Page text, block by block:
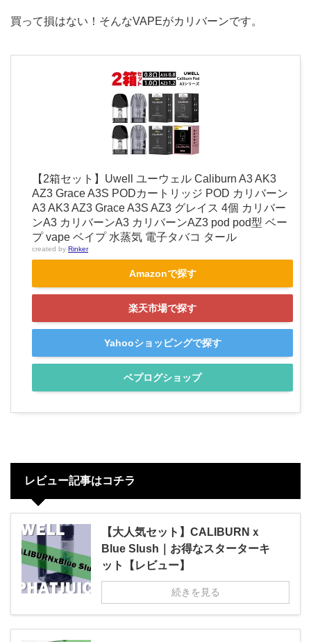
買って損はない！そんなVAPEがカリバーンです。
【2箱セット】Uwell ユーウェル Caliburn A3 AK3
AZ3 Grace A3S PODカートリッジ POD カリバーン
A3 AK3 AZ3 Grace A3S AZ3 グレイス 4個 カリバー
ンA3 カリバーンA3 カリバーンAZ3 pod pod型 ベー
プ vape ベイプ 水蒸気 電子タバコ タール
created by Rinker
Amazonで探す
楽天市場で探す
Yahooショッピングで探す
ベプログショップ
レビュー記事はコチラ
【大人気セット】CALIBURNｘ
Blue Slush｜お得なスターターキ
ット【レビュー】
続きを見る